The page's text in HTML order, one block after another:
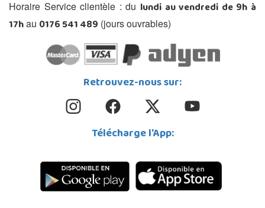
Horaire Service clientèle : du lundi au vendredi de 9h à
17hau 0176 541 489 (jours ouvrables)
Retrouvez-nous sur:
Télécharge l'App: